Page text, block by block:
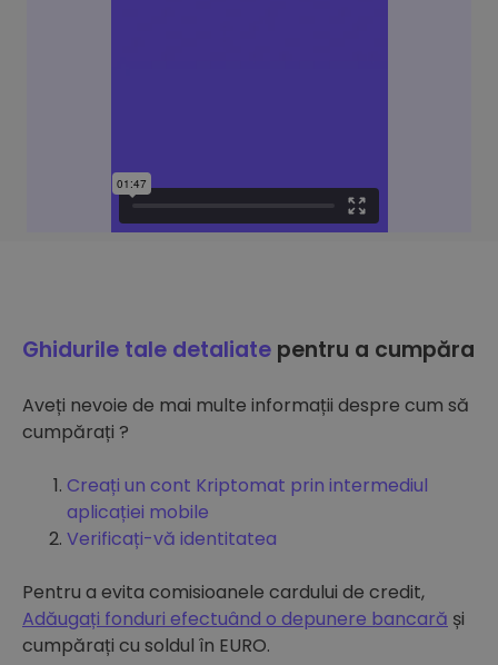
Ghidurile tale detaliate pentru a cumpăra
Aveți nevoie de mai multe informații despre cum să
cumpărați ?
Creați un cont Kriptomat prin intermediul
aplicației mobile
Verificați-vă identitatea
Pentru a evita comisioanele cardului de credit,
Adăugați fonduri efectuând o depunere bancară și
cumpărați cu soldul în EURO.